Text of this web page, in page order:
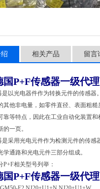
相关产品 留言
国P+F传感器一级代
是以光电器件作为转换元件的传感
其他非电量，如零件直径、表面粗
靠等特点，因此在工业自动化装置
的一页。
是采用光电元件作为检测元件的传
学通路和光电元件三部分组成。
P+F相关型号列举：
国P+F传感器一级代